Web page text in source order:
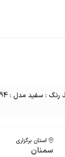
استان برگزاری
سمنان